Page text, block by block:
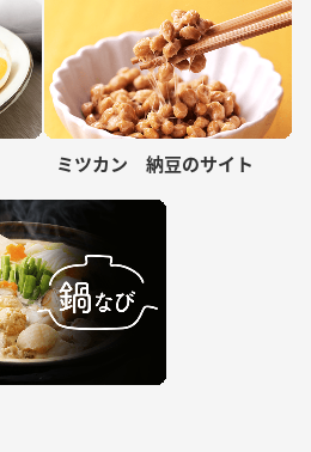
ミツカン 納豆のサイト